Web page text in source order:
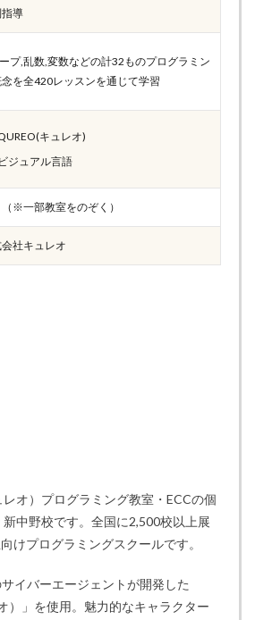
導
プ,乱数,変数などの計32ものプログラミン
念を全420レッスンを通じて学習
キュレオ)
ビジュアル言語
※一部教室をのぞく）
社キュレオ
オ）プログラミング教室・ECCの個
中野校です。全国に2,500校以上展
けプログラミングスクールです。
イバーエージェントが開発した
）」を使用。魅力的なキャラクター